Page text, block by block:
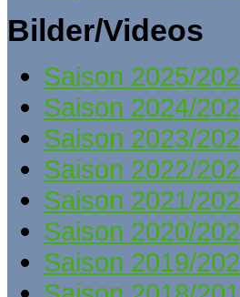
Bilder/Videos
Saison 2025/
Saison 2024/
Saison 2023/
Saison 2022/
Saison 2021/
Saison 2020/
Saison 2019/